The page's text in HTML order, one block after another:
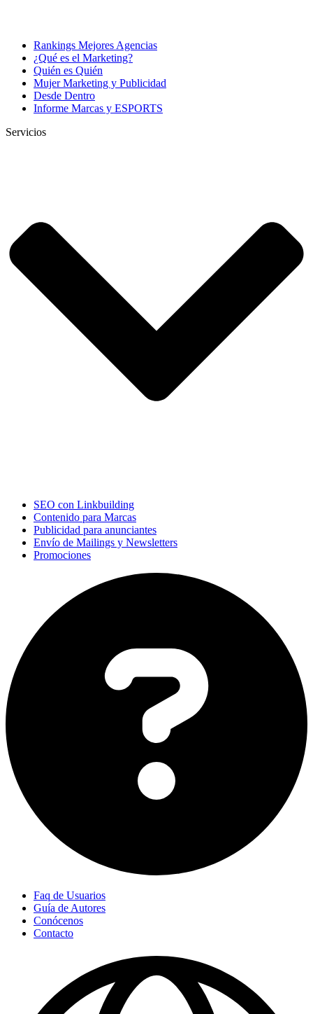
Rankings Mejores Agencias
¿Qué es el Marketing?
Quién es Quién
Mujer Marketing y Publicidad
Desde Dentro
Informe Marcas y ESPORTS
Servicios
SEO con Linkbuilding
Contenido para Marcas
Publicidad para anunciantes
Envío de Mailings y Newsletters
Promociones
Faq de Usuarios
Guía de Autores
Conócenos
Contacto